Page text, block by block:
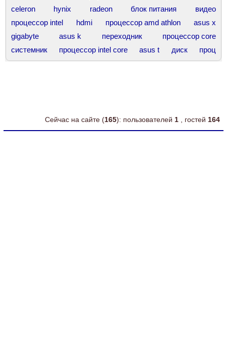
celeron
hynix radeon блок питания
видео
процессор intel
hdmi процессор amd athlon
asus x
gigabyte
asus k переходник
процессор core
системник
процессор intel core asus t диск
проц
оперативная память
сокет 775 корпус asus
intel core
Сейчас на сайте (165): пользователей 1 , гостей 164